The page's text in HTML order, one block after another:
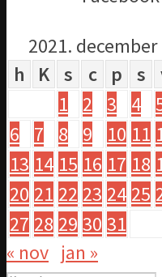
2021. december
h
K s c p s
1
2 3 4
6
7 8 9 10 11
13 14 15 16 17 18
20 21 22 23 24 25
27 28 29 30 31
« nov jan »